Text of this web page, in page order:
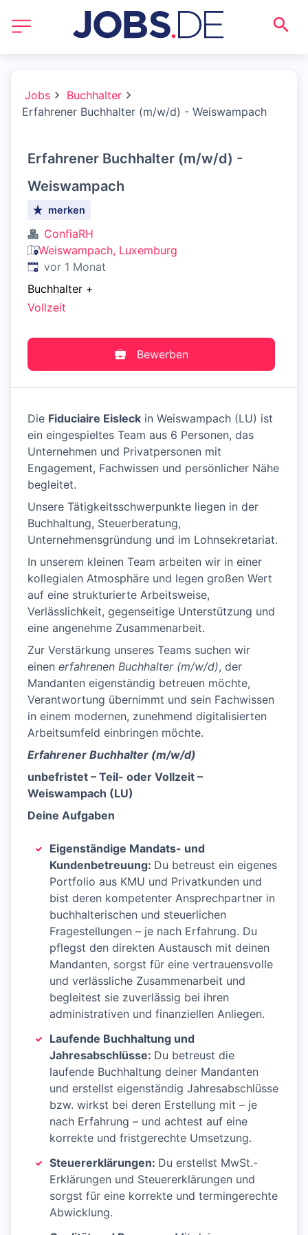
Jobs
Buchhalter
Erfahrener Buchhalter (m/w/d) - Weiswampach
Erfahrener Buchhalter (m/w/d) -
Weiswampach
merken
ConfiaRH
Weiswampach, Luxemburg
Veröffentlicht:
vor 1 Monat
Buchhalter +
Vollzeit
Bewerben
Die Fiduciaire Eisleck in Weiswampach (LU) ist
ein eingespieltes Team aus 6 Personen, das
Unternehmen und Privatpersonen mit
Engagement, Fachwissen und persönlicher Nähe
begleitet.
Unsere Tätigkeitsschwerpunkte liegen in der
Buchhaltung, Steuerberatung,
Unternehmensgründung und im Lohnsekretariat.
In unserem kleinen Team arbeiten wir in einer
kollegialen Atmosphäre und legen großen Wert
auf eine strukturierte Arbeitsweise,
Verlässlichkeit, gegenseitige Unterstützung und
eine angenehme Zusammenarbeit.
Zur Verstärkung unseres Teams suchen wir
einen erfahrenen Buchhalter (m/w/d), der
Mandanten eigenständig betreuen möchte,
Verantwortung übernimmt und sein Fachwissen
in einem modernen, zunehmend digitalisierten
Arbeitsumfeld einbringen möchte.
Erfahrener Buchhalter (m/w/d)
unbefristet – Teil- oder Vollzeit –
Weiswampach (LU)
Deine Aufgaben
Eigenständige Mandats- und
Kundenbetreuung: Du betreust ein eigenes
Portfolio aus KMU und Privatkunden und
bist deren kompetenter Ansprechpartner in
buchhalterischen und steuerlichen
Fragestellungen – je nach Erfahrung. Du
pflegst den direkten Austausch mit deinen
Mandanten, sorgst für eine vertrauensvolle
und verlässliche Zusammenarbeit und
begleitest sie zuverlässig bei ihren
administrativen und finanziellen Anliegen.
Laufende Buchhaltung und
Jahresabschlüsse: Du betreust die
laufende Buchhaltung deiner Mandanten
und erstellst eigenständig Jahresabschlüsse
bzw. wirkst bei deren Erstellung mit – je
nach Erfahrung – und achtest auf eine
korrekte und fristgerechte Umsetzung.
Steuererklärungen: Du erstellst MwSt.-
Erklärungen und Steuererklärungen und
sorgst für eine korrekte und termingerechte
Abwicklung.